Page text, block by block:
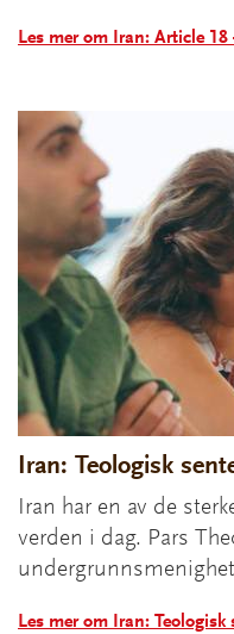
Les mer om Iran: Article
Iran: Teologisk
Iran har en av de
verden i dag. Pars
Les mer om Iran: